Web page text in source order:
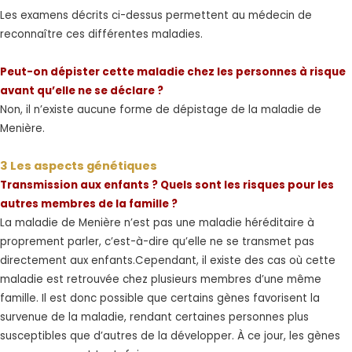
Les examens décrits ci-dessus permettent au médecin de
reconnaître ces différentes maladies.
Peut-on dépister cette maladie chez les personnes à risque
avant qu’elle ne se déclare ?
Non, il n’existe aucune forme de dépistage de la maladie de
Menière.
3 Les aspects génétiques
Transmission aux enfants ? Quels sont les risques pour les
autres membres de la famille ?
La maladie de Menière n’est pas une maladie héréditaire à
proprement parler, c’est-à-dire qu’elle ne se transmet pas
directement aux enfants.Cependant, il existe des cas où cette
maladie est retrouvée chez plusieurs membres d’une même
famille. Il est donc possible que certains gènes favorisent la
survenue de la maladie, rendant certaines personnes plus
susceptibles que d’autres de la développer. À ce jour, les gènes